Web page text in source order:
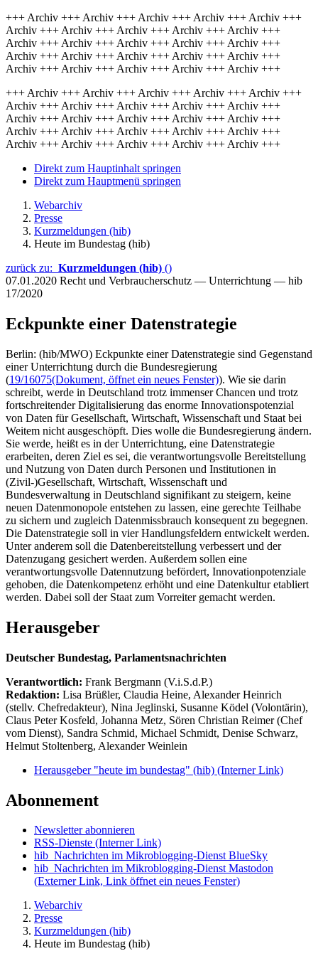
+++ Archiv +++ Archiv +++ Archiv +++ Archiv +++ Archiv +++
Archiv +++ Archiv +++ Archiv +++ Archiv +++ Archiv +++
Archiv +++ Archiv +++ Archiv +++ Archiv +++ Archiv +++
Archiv +++ Archiv +++ Archiv +++ Archiv +++ Archiv +++
Archiv +++ Archiv +++ Archiv +++ Archiv +++ Archiv +++
+++ Archiv +++ Archiv +++ Archiv +++ Archiv +++ Archiv +++
Archiv +++ Archiv +++ Archiv +++ Archiv +++ Archiv +++
Archiv +++ Archiv +++ Archiv +++ Archiv +++ Archiv +++
Archiv +++ Archiv +++ Archiv +++ Archiv +++ Archiv +++
Archiv +++ Archiv +++ Archiv +++ Archiv +++ Archiv +++
Direkt zum Hauptinhalt springen
Direkt zum Hauptmenü springen
Webarchiv
Presse
Kurzmeldungen (hib)
Heute im Bundestag (hib)
zurück zu: Kurzmeldungen (hib) ()
07.01.2020 Recht und Verbraucherschutz — Unterrichtung — hib
17/2020
Eckpunkte einer Datenstrategie
Berlin: (hib/MWO) Eckpunkte einer Datenstrategie sind Gegenstand
einer Unterrichtung durch die Bundesregierung
(19/16075(Dokument, öffnet ein neues Fenster)). Wie sie darin
schreibt, werde in Deutschland trotz immenser Chancen und trotz
fortschreitender Digitalisierung das enorme Innovationspotenzial
von Daten für Gesellschaft, Wirtschaft, Wissenschaft und Staat bei
Weitem nicht ausgeschöpft. Dies wolle die Bundesregierung ändern.
Sie werde, heißt es in der Unterrichtung, eine Datenstrategie
erarbeiten, deren Ziel es sei, die verantwortungsvolle Bereitstellung
und Nutzung von Daten durch Personen und Institutionen in
(Zivil-)Gesellschaft, Wirtschaft, Wissenschaft und
Bundesverwaltung in Deutschland signifikant zu steigern, keine
neuen Datenmonopole entstehen zu lassen, eine gerechte Teilhabe
zu sichern und zugleich Datenmissbrauch konsequent zu begegnen.
Die Datenstrategie soll in vier Handlungsfeldern entwickelt werden.
Unter anderem soll die Datenbereitstellung verbessert und der
Datenzugang gesichert werden. Außerdem sollen eine
verantwortungsvolle Datennutzung befördert, Innovationpotenziale
gehoben, die Datenkompetenz erhöht und eine Datenkultur etabliert
werden. Dabei soll der Staat zum Vorreiter gemacht werden.
Herausgeber
Deutscher Bundestag, Parlamentsnachrichten
Verantwortlich: Frank Bergmann (V.i.S.d.P.)
Redaktion: Lisa Brüßler, Claudia Heine, Alexander Heinrich
(stellv. Chefredakteur), Nina Jeglinski, Susanne Ködel (Volontärin),
Claus Peter Kosfeld, Johanna Metz, Sören Christian Reimer (Chef
vom Dienst), Sandra Schmid, Michael Schmidt, Denise Schwarz,
Helmut Stoltenberg, Alexander Weinlein
Herausgeber "heute im bundestag" (hib) (Interner Link)
Abonnement
Newsletter abonnieren
RSS-Dienste (Interner Link)
hib_Nachrichten im Mikroblogging-Dienst BlueSky
hib_Nachrichten im Mikroblogging-Dienst Mastodon
(Externer Link, Link öffnet ein neues Fenster)
Webarchiv
Presse
Kurzmeldungen (hib)
Heute im Bundestag (hib)